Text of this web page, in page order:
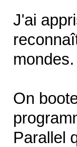
J'ai
mondes.
On
Parallel